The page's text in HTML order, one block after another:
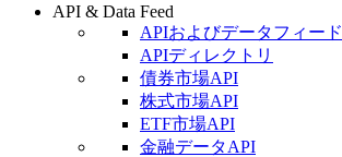
API & Data Feed
APIおよびデータフィード
APIディレクトリ
債券市場API
株式市場API
ETF市場API
金融データAPI